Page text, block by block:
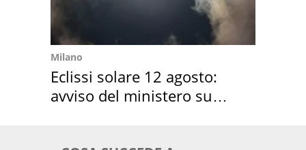
Milano
Eclissi solare 12 agosto:
avviso del ministero su